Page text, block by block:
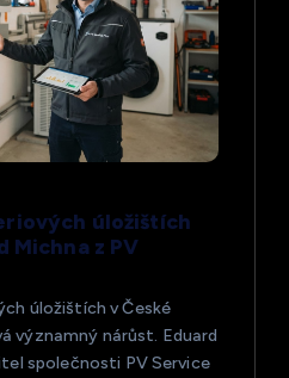
úložištích
Michna z PV
úložištích v České
významný nárůst. Eduard
společnosti PV Service